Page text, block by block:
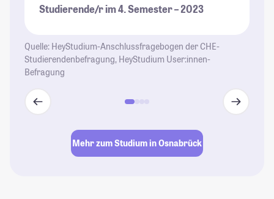
Studierende/r im 4. Semester – 2023
Quelle: HeyStudium-Anschlussfragebogen der CHE-
Studierendenbefragung, HeyStudium User:innen-
Befragung
Mehr zum Studium in Osnabrück